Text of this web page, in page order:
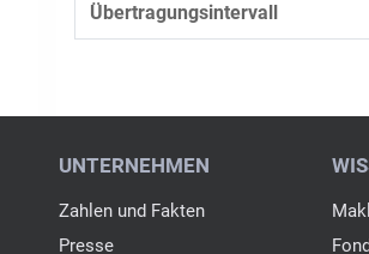
Übertragungsintervall